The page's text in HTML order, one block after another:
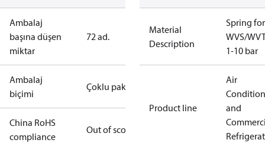
Ambalaj
başına düşen
miktar
72 ad.
Ambalaj
biçimi
Çoklu paket
China RoHS
compliance
Out of scope
Material
Description
Spring for
WVS/
1-10 bar
Product line
Air
and